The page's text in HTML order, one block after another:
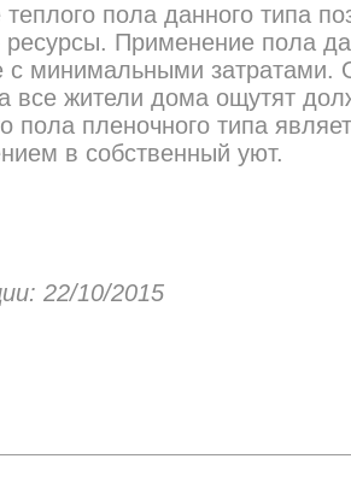
пола данного типа
ресурсы. Применение пола
минимальными затратами.
все жители дома ощутят
пола пленочного типа
в собственный уют.
22/10/2015